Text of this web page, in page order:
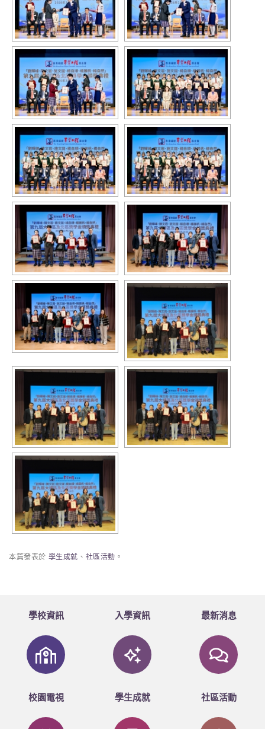
本篇發表於 學生成就 、 社區活動 。
學校資訊 入學資訊 最新消息
校園電視 學生成就 社區活動